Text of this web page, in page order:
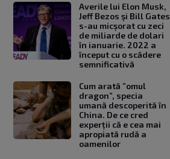
Averile lui Elon Musk,
Jeff Bezos și Bill Gates
s-au micșorat cu zeci
de miliarde de dolari
în ianuarie. 2022 a
început cu o scădere
semnificativă
Cum arată ”omul
dragon”, specia
umană descoperită în
China. De ce cred
experții că e cea mai
apropiată rudă a
oamenilor